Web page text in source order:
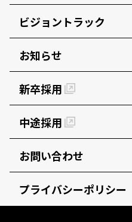
ビジョントラック
お知らせ
新卒採用
中途採用
お問い合わせ
プライバシーポリシー